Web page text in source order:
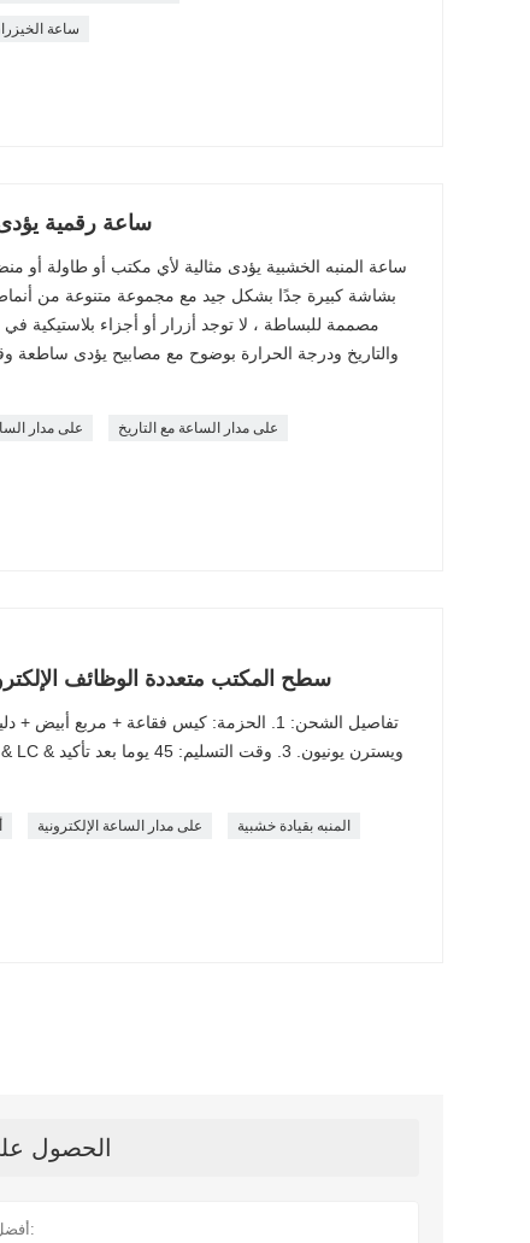
ساعة
ساعة رقمية
ساعة المنبه الخشبية يؤدى مثالية لأي مكتب أو طاولة أو
بشاشة كبيرة جدًا بشكل جيد مع مجموعة متنوعة من أنماط
مصممة للبساطة ، لا توجد أزرار أو أجزاء
والتاريخ ودرجة الحرارة بوضوح مع مصابيح يؤدى ساطعة
على مدار على مدار الساعة مع التاريخ
سطح المكتب متعددة الوظائف
تفاصيل الشحن: 1. الحزمة: كيس فقاعة + مربع
على مدار الساعة الإلكترونية المنبه بقيادة خشبية
الحصول